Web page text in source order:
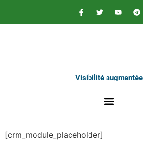
Visibilité augmentée
[crm_module_placeholder]